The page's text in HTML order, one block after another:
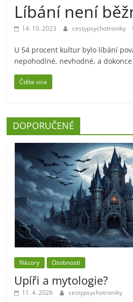
Líbání není
14. 10. 2023 cestypsychotroniky
U 54 procent kultur bylo líbání
nepohodlné, nevhodné, a
Čtěte více
DOPORUČENÉ
Názory Osobnosti
Upíři a mytologie?
11. 4. 2026 cestypsychotroniky